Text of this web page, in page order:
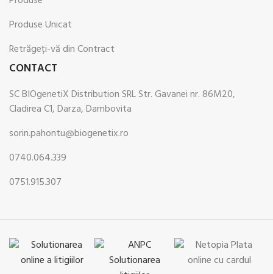
Produse Unicat
Retrăgeți-vă din Contract
CONTACT
SC BIOgenetiX Distribution SRL Str. Gavanei nr. 86M20,
Cladirea C1, Darza, Dambovita
sorin.pahontu@biogenetix.ro
0740.064.339
0751.915.307